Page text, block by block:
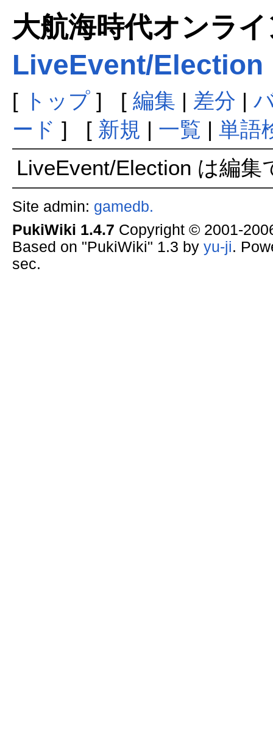
大航海時代オンラ
LiveEvent/Election
[ トップ] [ 編集 | 差分 |
ード ] [ 新規 | 一覧 | 単語
LiveEvent/Election は編集
Site admin: gamedb.
PukiWiki 1.4.7 Copyright © 2001-
Based on "PukiWiki" 1.3 by yu-ji.
sec.